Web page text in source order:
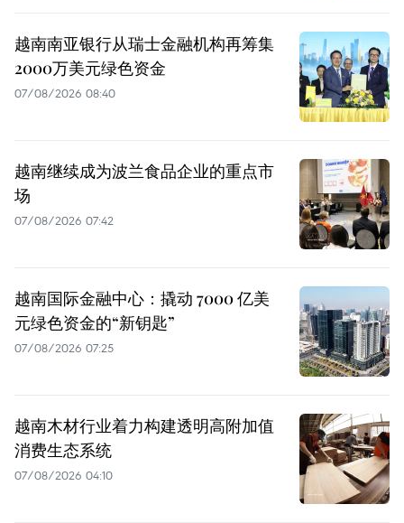
越南南亚银行从瑞士金融机构再筹集
2000万美元绿色资金
07/08/2026 08:40
越南继续成为波兰食品企业的重点市
场
07/08/2026 07:42
越南国际金融中心：撬动 7000 亿美
元绿色资金的“新钥匙”
07/08/2026 07:25
越南木材行业着力构建透明高附加值
消费生态系统
07/08/2026 04:10